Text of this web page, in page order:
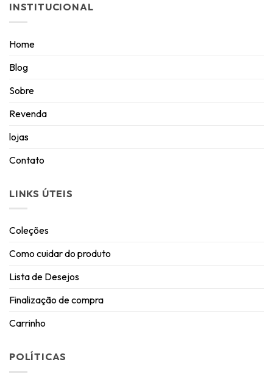
INSTITUCIONAL
Home
Blog
Sobre
Revenda
lojas
Contato
LINKS ÚTEIS
Coleções
Como cuidar do produto
Lista de Desejos
Finalização de compra
Carrinho
POLÍTICAS